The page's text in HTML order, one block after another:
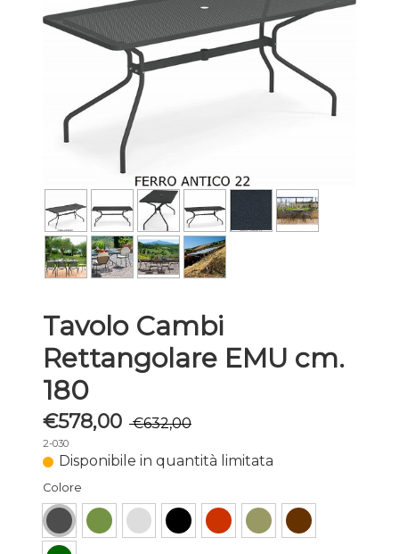
0
Tavolo Cambi
Rettangolare EMU cm.
180
€578,00 €632,00
2-030
Disponibile in quantità limitata
Colore